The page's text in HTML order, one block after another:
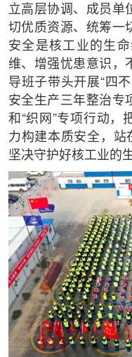
立高层协调、成员单
切优质资源、统筹一
安全是核工业的生
维、增强忧患意识，
导班子带头开展“四
安全生产三年整治专
和“织网”专项行动，
力构建本质安全，站
坚决守护好核工业的